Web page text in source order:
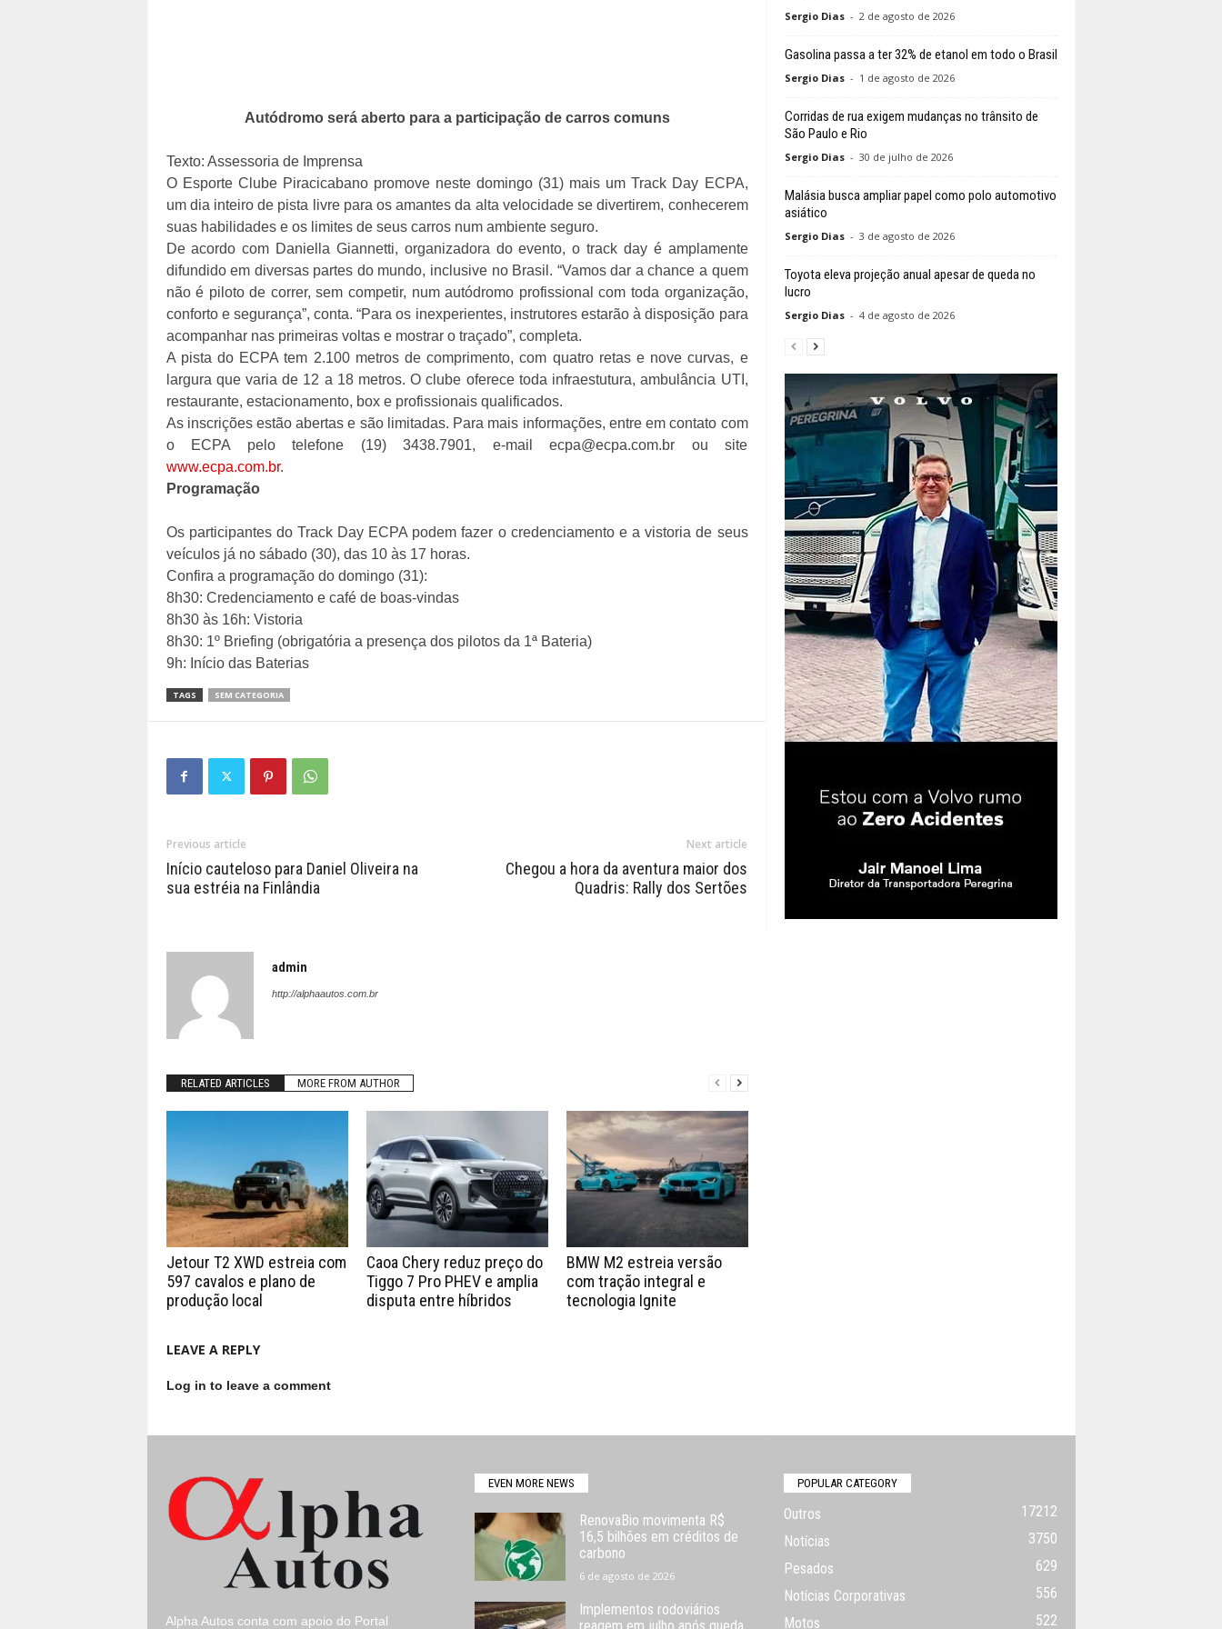
Autódromo será aberto para a participação de carros comuns
Texto: Assessoria de Imprensa
O Esporte Clube Piracicabano promove neste domingo (31) mais um Track Day ECPA,
um dia inteiro de pista livre para os amantes da alta velocidade se divertirem, conhecerem
suas habilidades e os limites de seus carros num ambiente seguro.
De acordo com Daniella Giannetti, organizadora do evento, o track day é amplamente
difundido em diversas partes do mundo, inclusive no Brasil. “Vamos dar a chance a quem
não é piloto de correr, sem competir, num autódromo profissional com toda organização,
conforto e segurança”, conta. “Para os inexperientes, instrutores estarão à disposição para
acompanhar nas primeiras voltas e mostrar o traçado”, completa.
A pista do ECPA tem 2.100 metros de comprimento, com quatro retas e nove curvas, e
largura que varia de 12 a 18 metros. O clube oferece toda infraestutura, ambulância UTI,
restaurante, estacionamento, box e profissionais qualificados.
As inscrições estão abertas e são limitadas. Para mais informações, entre em contato com
o ECPA pelo telefone (19) 3438.7901, e-mail ecpa@ecpa.com.br ou site
www.ecpa.com.br.
Programação
Os participantes do Track Day ECPA podem fazer o credenciamento e a vistoria de seus
veículos já no sábado (30), das 10 às 17 horas.
Confira a programação do domingo (31):
8h30: Credenciamento e café de boas-vindas
8h30 às 16h: Vistoria
8h30: 1º Briefing (obrigatória a presença dos pilotos da 1ª Bateria)
9h: Início das Baterias
TAGS SEM CATEGORIA
Previous article
Início cauteloso para Daniel Oliveira na
sua estréia na Finlândia
Next article
Chegou a hora da aventura maior dos
Quadris: Rally dos Sertões
admin
http://alphaautos.com.br
RELATED ARTICLES MORE FROM AUTHOR
Jetour T2 XWD estreia com
597 cavalos e plano de
produção local
Caoa Chery reduz preço do
Tiggo 7 Pro PHEV e amplia
disputa entre híbridos
BMW M2 estreia versão
com tração integral e
tecnologia Ignite
LEAVE A REPLY
Log in to leave a comment
Sergio Dias - 2 de agosto de 2026
Gasolina passa a ter 32% de etanol em todo o Brasil
Sergio Dias - 1 de agosto de 2026
Corridas de rua exigem mudanças no trânsito de
São Paulo e Rio
Sergio Dias - 30 de julho de 2026
Malásia busca ampliar papel como polo automotivo
asiático
Sergio Dias - 3 de agosto de 2026
Toyota eleva projeção anual apesar de queda no
lucro
Sergio Dias - 4 de agosto de 2026
Alpha Autos conta com apoio do Portal
EVEN MORE NEWS
RenovaBio movimenta R$
16,5 bilhões em créditos de
carbono
6 de agosto de 2026
Implementos rodoviários
POPULAR CATEGORY
Outros
17212
Notícias
3750
Pesados
629
Notícias Corporativas
556
Motos
522